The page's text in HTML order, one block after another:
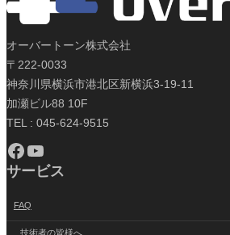
オーバートーン株式会社
〒222-0033
神奈川県横浜市港北区新横浜3-19-11
加瀬ビル88 10F
TEL : 045-624-9515
Facebook YouTube
サービス
FAQ
技術者の皆様へ